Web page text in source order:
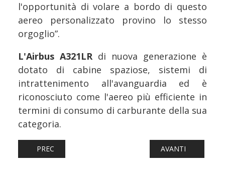
l'opportunità di volare a bordo di questo
aereo personalizzato provino lo stesso
orgoglio”.
L'Airbus A321LR di nuova generazione è
dotato di cabine spaziose, sistemi di
intrattenimento all'avanguardia ed è
riconosciuto come l'aereo più efficiente in
termini di consumo di carburante della sua
categoria.
ARTICOLO PRECEDENTE: AEREI: EASYJET VOLA IN
PREC ARTICOLO
AVANTI